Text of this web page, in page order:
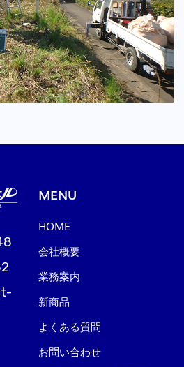
／点検／整備
MENU
HOME
会社概要
業務案内
新商品
よくある質問
お問い合わせ